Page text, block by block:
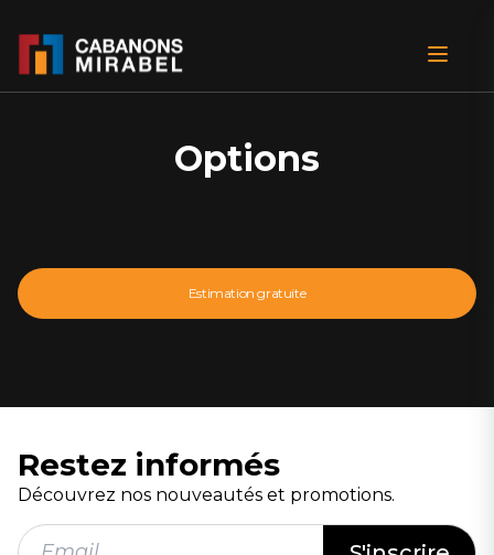
Options
Estimation gratuite
Restez informés
Découvrez nos nouveautés et promotions.